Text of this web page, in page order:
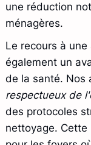
une réduction
ménagères.
Le recours à
également un
de la santé. Nos
respectueux de
des protocoles
nettoyage.